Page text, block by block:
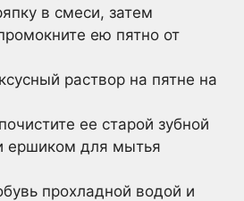
в смеси, затем
ею пятно от
раствор на пятне на
ее старой зубной
ершиком для мытья
прохладной водой и